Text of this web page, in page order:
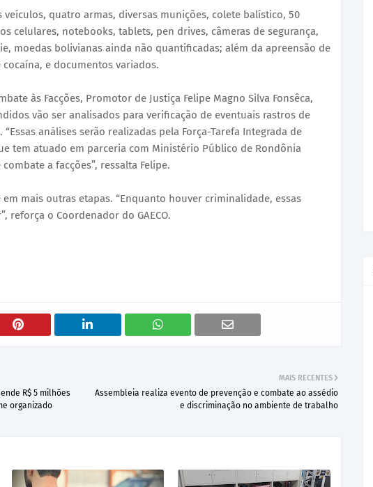
quatro armas, diversas munições, colete balístico, 50
celulares, notebooks, tablets, pen drives, câmeras de segurança,
moedas bolivianas ainda não quantificadas; além da apreensão de
e documentos variados.
às Facções, Promotor de Justiça Felipe Magno Silva Fonsêca,
vão ser analisados para verificação de eventuais rastros de
análises serão realizadas pela Força-Tarefa Integrada de
tem atuado em parceria com Ministério Público de Rondônia
a facções”, ressalta Felipe.
mais outras etapas. “Enquanto houver criminalidade, essas
reforça o Coordenador do GAECO.
MAIS RECENTES
Assembleia realiza evento de prevenção e combate ao assédio
e discriminação no ambiente de trabalho
R$ 5 milhões
organizado